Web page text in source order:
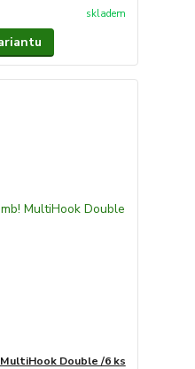
skladem
Double /6 ks